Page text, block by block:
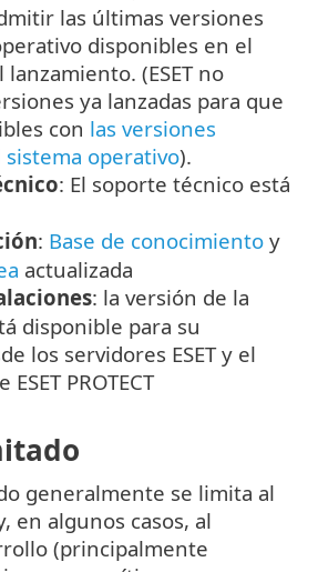
las últimas versiones
disponibles en el
(ESET no
ya lanzadas para que
con las versiones
operativo).
: El soporte técnico está
: Base de conocimiento y
actualizada
: la versión de la
disponible para su
los servidores ESET y el
PROTECT
generalmente se limita al
en algunos casos, al
(principalmente